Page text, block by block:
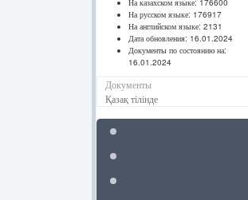
На русском языке: 176917
На английском языке: 2131
Дата обновления: 16.01.2024
Документы по состоянию на:
16.01.2024
Документы
Қазақ тілінде